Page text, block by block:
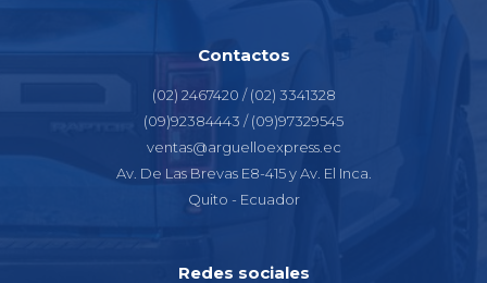
Contactos
(02) 2467420 / (02) 3341328
(09)92384443 / (09)97329545
ventas@arguelloexpress.ec
Av. De Las Brevas E8-415 y Av. El Inca.
Quito - Ecuador
Redes sociales